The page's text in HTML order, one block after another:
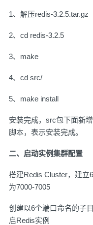
1、解压redis-3.2.5.tar.gz
2、cd redis-3.2.5
3、make
4、cd src/
5、make install
安装完成，src包下面新
脚本，表示安装完成。
二、启动实例集群配置
搭建Redis Cluster，建立
为7000-7005
创建以6个端口命名的子
启Redis实例